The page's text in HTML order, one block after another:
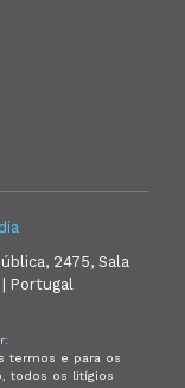
2475, Sala
Portugal
termos e para os
todos os litígios